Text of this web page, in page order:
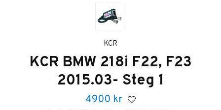
KCR
KCR BMW 218i F22, F23
2015.03- Steg 1
4900 kr